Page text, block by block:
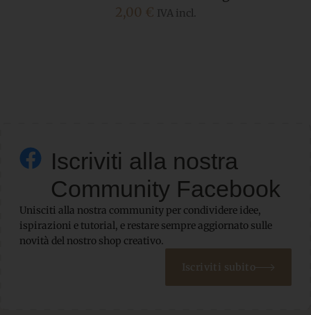
2,00 € IVA incl.
Iscriviti alla nostra
Community Facebook
Unisciti alla nostra community per condividere idee,
ispirazioni e tutorial, e restare sempre aggiornato sulle
novità del nostro shop creativo.
Iscriviti subito